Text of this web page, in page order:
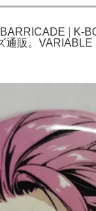
| K-
通販。